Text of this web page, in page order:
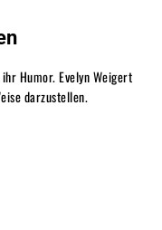
Humor. Evelyn Weigert
darzustellen.